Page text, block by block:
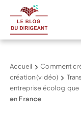
Accueil Comment
création (vidéo)
entreprise écologique
en France